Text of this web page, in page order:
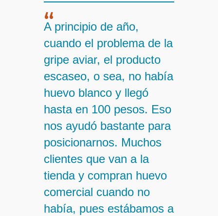
“
A principio de año,
cuando el problema de la
gripe aviar, el producto
escaseo, o sea, no había
huevo blanco y llegó
hasta en 100 pesos. Eso
nos ayudó bastante para
posicionarnos. Muchos
clientes que van a la
tienda y compran huevo
comercial cuando no
había, pues estábamos a